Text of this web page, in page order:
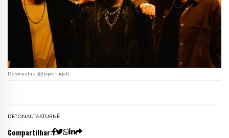
Detonautas (@jvportugal)
DETONAUTASTURNÊ
Compartilhar: